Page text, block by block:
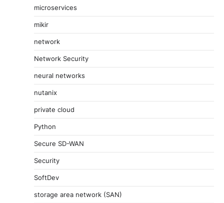
microservices
mikir
network
Network Security
neural networks
nutanix
private cloud
Python
Secure SD-WAN
Security
SoftDev
storage area network (SAN)